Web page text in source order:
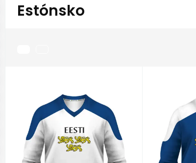
Estónsko